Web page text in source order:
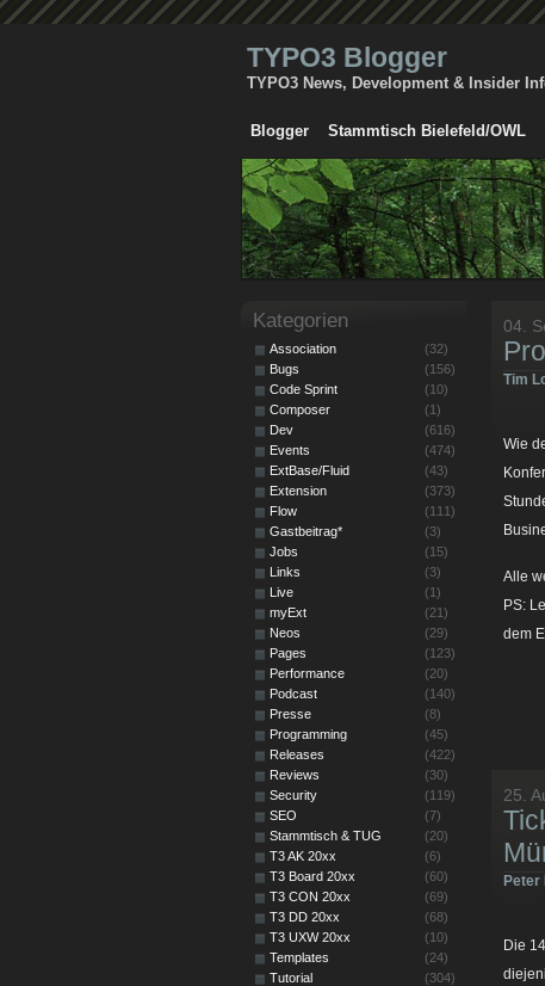
TYPO3 Blogger
TYPO3 News, Development & Insider
Blogger Stammtisch Bielefeld/OWL
04.
Tim
Wie
Alle
PS:
dem
25.
Peter
Die
Kategorien
Association
(32)
Bugs
(156)
Code Sprint
(10)
Composer
(1)
Dev
(616)
Events
(474)
ExtBase/Fluid
(43)
Extension
(373)
Flow
(111)
Gastbeitrag*
(3)
Jobs
(15)
Links
(3)
Live
(1)
myExt
(21)
Neos
(29)
Pages
(123)
Performance
(20)
Podcast
(140)
Presse
(8)
Programming
(45)
Releases
(422)
Reviews
(30)
Security
(119)
SEO
(7)
Stammtisch & TUG
(20)
T3 AK 20xx
(6)
T3 Board 20xx
(60)
T3 CON 20xx
(69)
T3 DD 20xx
(68)
T3 UXW 20xx
(10)
Templates
(24)
Tutorial
(304)